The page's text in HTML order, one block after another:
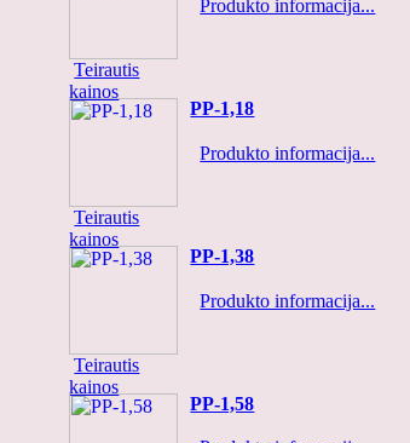
Teirautis
kainos
Produkto informacija...
Teirautis
kainos
PP-1,18
Produkto informacija...
Teirautis
kainos
PP-1,38
Produkto informacija...
PP-1,58